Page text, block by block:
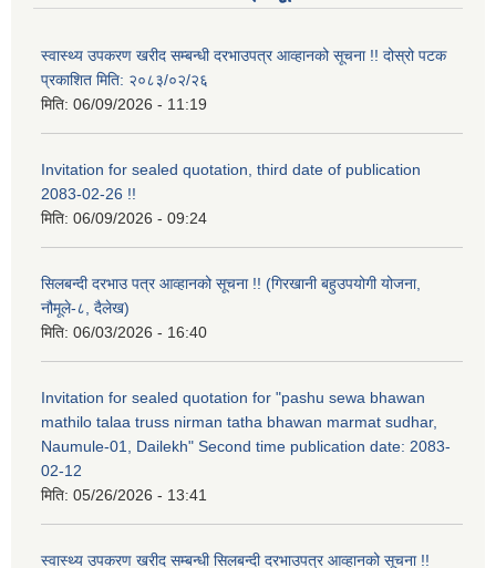
स्वास्थ्य उपकरण खरीद सम्बन्धी दरभाउपत्र आव्हानको सूचना !! दोस्रो पटक
प्रकाशित मिति: २०८३/०२/२६
मिति: 06/09/2026 - 11:19
Invitation for sealed quotation, third date of publication
2083-02-26 !!
मिति: 06/09/2026 - 09:24
सिलबन्दी दरभाउ पत्र आव्हानको सूचना !! (गिरखानी बहुउपयोगी योजना,
नौमूले-८, दैलेख)
मिति: 06/03/2026 - 16:40
Invitation for sealed quotation for "pashu sewa bhawan
mathilo talaa truss nirman tatha bhawan marmat sudhar,
Naumule-01, Dailekh" Second time publication date: 2083-
02-12
मिति: 05/26/2026 - 13:41
स्वास्थ्य उपकरण खरीद सम्बन्धी सिलबन्दी दरभाउपत्र आव्हानको सूचना !!